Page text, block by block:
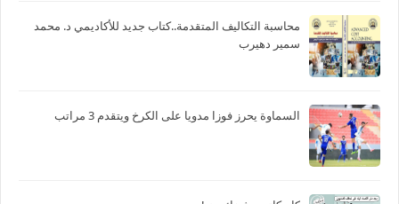
محاسبة التكاليف المتقدمة..كتاب جديد للأكاديمي د. محمد
سمير دهيرب
السماوة يحرز فوزا مدويا على الكرخ ويتقدم 3 مراتب